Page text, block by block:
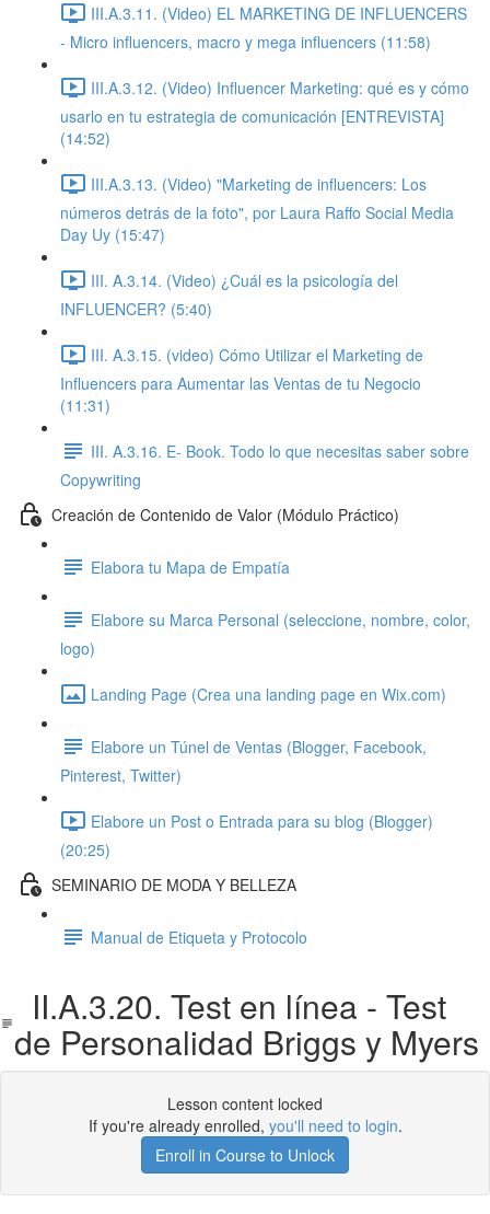
III.A.3.11. (Video) EL MARKETING DE INFLUENCERS
- Micro influencers, macro y mega influencers (11:58)
III.A.3.12. (Video) Influencer Marketing: qué es y cómo
usarlo en tu estrategia de comunicación [ENTREVISTA]
(14:52)
III.A.3.13. (Video) "Marketing de influencers: Los
números detrás de la foto", por Laura Raffo Social Media
Day Uy (15:47)
III. A.3.14. (Video) ¿Cuál es la psicología del
INFLUENCER? (5:40)
III. A.3.15. (video) Cómo Utilizar el Marketing de
Influencers para Aumentar las Ventas de tu Negocio
(11:31)
III. A.3.16. E- Book. Todo lo que necesitas saber sobre
Copywriting
Creación de Contenido de Valor (Módulo Práctico)
Elabora tu Mapa de Empatía
Elabore su Marca Personal (seleccione, nombre, color,
logo)
Landing Page (Crea una landing page en Wix.com)
Elabore un Túnel de Ventas (Blogger, Facebook,
Pinterest, Twitter)
Elabore un Post o Entrada para su blog (Blogger)
(20:25)
SEMINARIO DE MODA Y BELLEZA
Manual de Etiqueta y Protocolo
II.A.3.20. Test en línea - Test
de Personalidad Briggs y Myers
Lesson content locked
If you're already enrolled, you'll need to login.
Enroll in Course to Unlock